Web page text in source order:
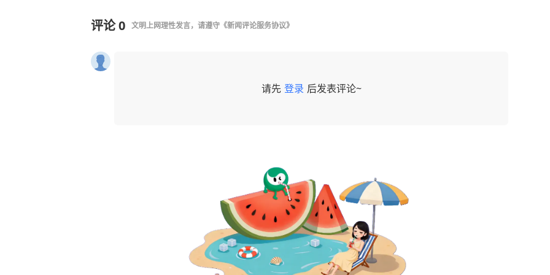
评论0 文明上网理性发言，请遵守 《新闻评论服务协议》
请先 登录 后发表评论~